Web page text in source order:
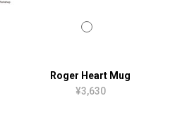
Roger Heart Mug
¥3,630